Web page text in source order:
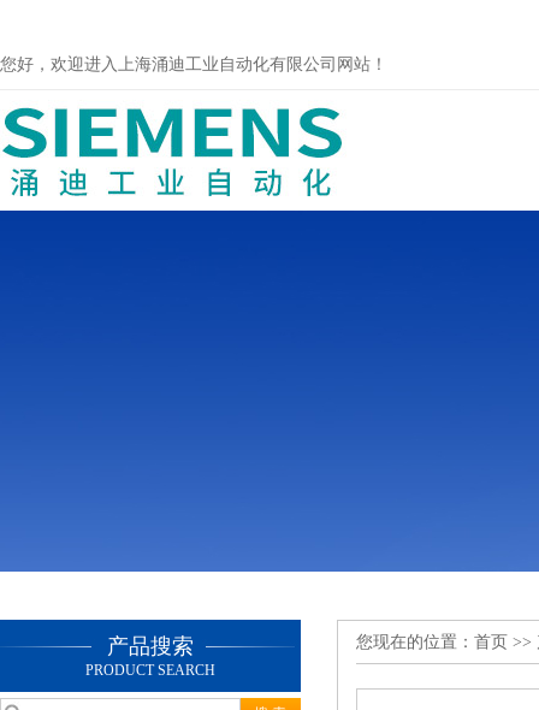
您好，欢迎进入上海涌迪工业自动化有限公司网站！
产品搜索
PRODUCT SEARCH
您现在的位置： 首页 >>